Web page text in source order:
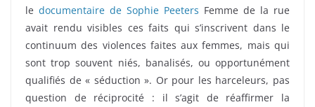
le documentaire de Sophie Peeters Femme de la rue
avait rendu visibles ces faits qui s’inscrivent dans le
continuum des violences faites aux femmes, mais qui
sont trop souvent niés, banalisés, ou opportunément
qualifiés de « séduction ». Or pour les harceleurs, pas
question de réciprocité : il s’agit de réaffirmer la